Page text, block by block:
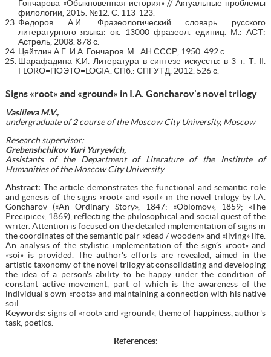
Гончарова «Обыкновенная история» // Актуальные проблемы
филологии, 2015. №12. С. 113-123.
Федоров А.И. Фразеологический словарь русского
литературного языка: ок. 13000 фразеол. единиц. М.: АСТ:
Астрель, 2008. 878 с.
Цейтлин А.Г. И.А. Гончаров. М.: АН СССР, 1950. 492 с.
Шарафадина К.И. Литература в синтезе искусств: в 3 т. Т. II.
FLORO=ПОЭТО=LOGIA. СПб.: СПГУТД, 2012. 526 с.
Signs «root» and «ground» in I.A. Goncharov's novel trilogy
Vasilieva M.V.,
undergraduate of 2 course of the Moscow City University, Moscow
Research supervisor:
Grebenshchikov Yuri Yuryevich,
Assistants of the Department of Literature of the Institute of
Humanities of the Moscow City University
Abstract: The article demonstrates the functional and semantic role
and genesis of the signs «root» and «soil» in the novel trilogy by I.A.
Goncharov («An Ordinary Story», 1847; «Oblomov», 1859; «The
Precipice», 1869), reflecting the philosophical and social quest of the
writer. Attention is focused on the detailed implementation of signs in
the coordinates of the semantic pair «dead / wooden» and «living» life.
An analysis of the stylistic implementation of the sign’s «root» and
«soi» is provided. The author's efforts are revealed, aimed in the
artistic taxonomy of the novel trilogy at consolidating and developing
the idea of a person's ability to be happy under the condition of
constant active movement, part of which is the awareness of the
individual's own «roots» and maintaining a connection with his native
soil.
Keywords: signs of «root» and «ground», theme of happiness, author's
task, poetics.
References: